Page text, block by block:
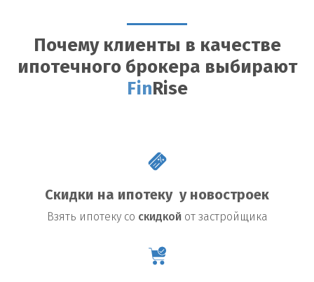
Почему клиенты в качестве
ипотечного брокера выбирают
Fin Rise
Скидки на ипотеку у новостроек
Взять ипотеку со скидкой от застройщика